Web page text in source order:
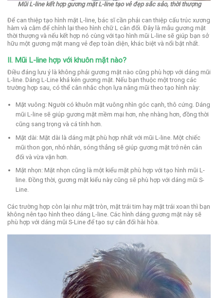
Mũi L-line kết hợp gương mặt L-line tạo vẻ đẹp sắc sảo, thời thượng
Để can thiệp tạo hình mặt L-line, bác sĩ cần phải can thiệp cấu trúc xương
hàm và cằm để chỉnh lại theo hình chữ L cân đối. Đây là mẫu gương mặt
thời thượng và nếu kết hợp nó cùng với tạo hình mũi L-line sẽ giúp bạn sở
hữu một gương mặt mang vẻ đẹp toàn diện, khác biệt và nổi bật nhất.
II. Mũi L-line hợp với khuôn mặt nào?
Điều đáng lưu ý là không phải gương mặt nào cũng phù hợp với dáng mũi
L-line. Dáng L-Line khá kén gương mặt. Nếu bạn thuộc một trong các
trường hợp sau, có thể cân nhắc chọn lựa nâng mũi theo tạo hình này:
Mặt vuông: Người có khuôn mặt vuông nhìn góc cạnh, thô cứng. Dáng
mũi L-line sẽ giúp gương mặt mềm mại hơn, nhẹ nhàng hơn, đồng thời
cũng sang trọng và cá tính hơn.
Mặt dài: Mặt dài là dáng mặt phù hợp nhất với mũi L-line. Một chiếc
mũi thon gọn, nhỏ nhắn, sóng thẳng sẽ giúp gương mặt trở nên cân
đối và vừa vặn hơn.
Mặt nhọn: Mặt nhọn cũng là một kiểu mặt phù hợp với tạo hình mũi L-
line. Đồng thời, gương mặt kiểu này cũng sẽ phù hợp với dáng mũi S-
Line.
Các trường hợp còn lại như mặt tròn, mặt trái tim hay mặt trái xoan thì bạn
không nên tạo hình theo dáng L-line. Các hình dáng gương mặt này sẽ
phù hợp với dáng mũi S-Line để tạo sự cân đối hài hòa.